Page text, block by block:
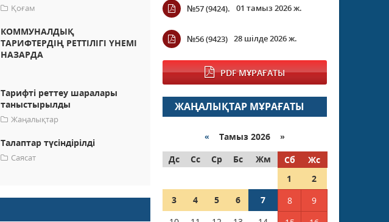
Қоғам
КОММУНАЛДЫҚ
ТАРИФТЕРДІҢ РЕТТІЛІГІ ҮНЕМІ
НАЗАРДА
Тарифті реттеу шаралары
таныстырылды
Жаңалықтар
Талаптар түсіндірілді
Саясат
№57 (9424). 01 тамыз 2026 ж.
№56 (9423) 28 шілде 2026 ж.
PDF МҰРАҒАТЫ
ЖАҢАЛЫҚТАР МҰРАҒАТЫ
« Тамыз 2026 »
Дс
Сс Ср Бс Жм Сб
Жс
1
2
3
4 5 6 7 8
9